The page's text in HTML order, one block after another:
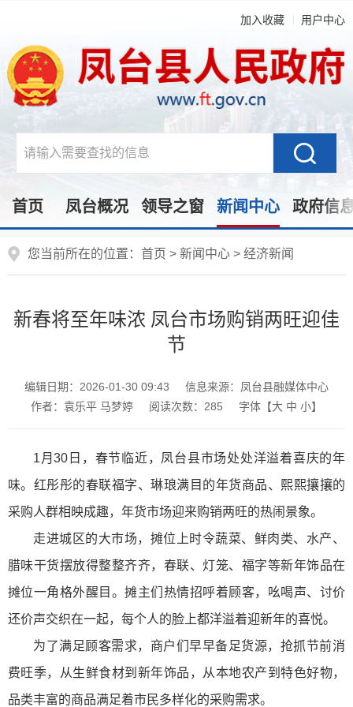
加入收藏 用户中心
首页 凤台概况 领导之窗 新闻中心 政府信
您当前所在的位置： 首页 > 新闻中心 > 经济新闻
新春将至年味浓 凤台市场购销两旺迎佳
节
编辑日期：2026-01-30 09:43
信息来源：凤台县融媒体中心
作者：袁乐平 马梦婷
阅读次数： 285 字体【大 中 小】
1月30日，春节临近，凤台县市场处处洋溢着喜庆的年
味。红彤彤的春联福字、琳琅满目的年货商品、熙熙攘攘的
采购人群相映成趣，年货市场迎来购销两旺的热闹景象。
走进城区的大市场，摊位上时令蔬菜、鲜肉类、水产、
腊味干货摆放得整整齐齐，春联、灯笼、福字等新年饰品在
摊位一角格外醒目。摊主们热情招呼着顾客，吆喝声、讨价
还价声交织在一起，每个人的脸上都洋溢着迎新年的喜悦。
为了满足顾客需求，商户们早早备足货源，抢抓节前消
费旺季，从生鲜食材到新年饰品，从本地农产到特色好物，
品类丰富的商品满足着市民多样化的采购需求。